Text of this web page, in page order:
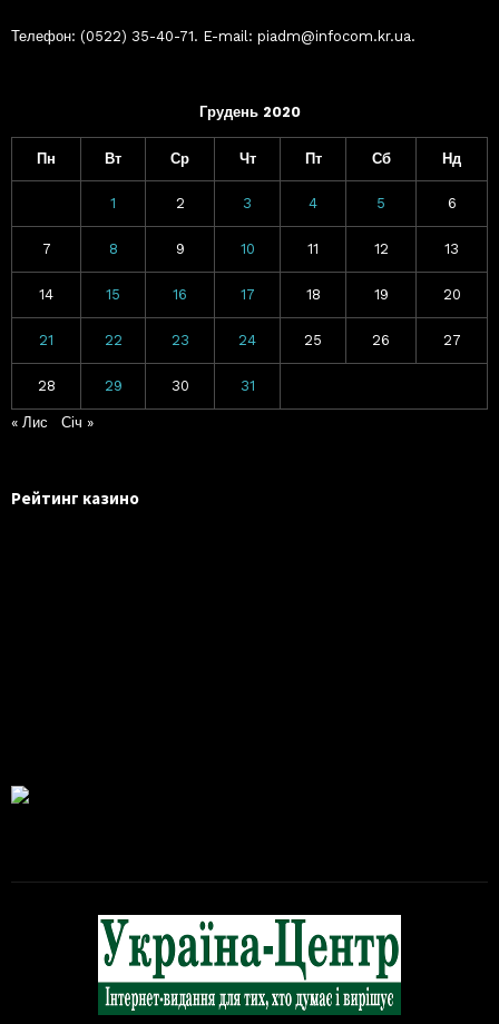
Телефон: (0522) 35-40-71. E-mail: piadm@infocom.kr.ua.
Грудень 2020
Пн Вт Ср Чт Пт Сб Нд
1 2 3 4 5 6
7 8 9 10 11 12 13
14 15 16 17 18 19 20
21 22 23 24 25 26 27
28 29 30 31
« Лис Січ »
Рейтинг казино